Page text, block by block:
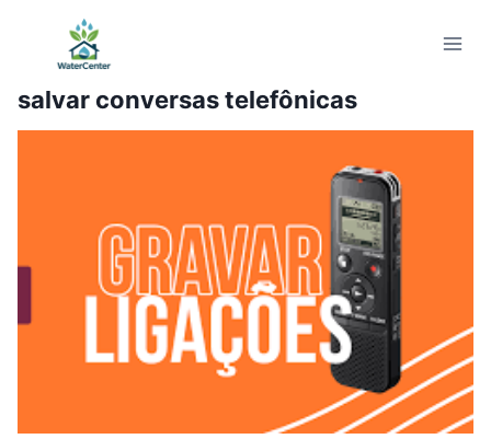
Conteúdo
salvar conversas telefônicas